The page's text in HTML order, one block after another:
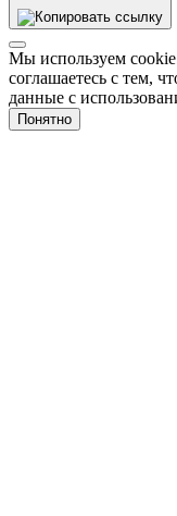
Мы используем
соглашаетесь с тем,
данные с
Понятно